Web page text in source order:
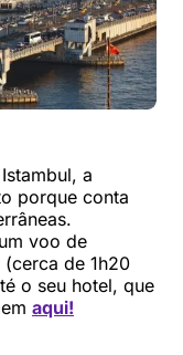
a
porque conta
voo de
de 1h20
o seu hotel, que
aqui!